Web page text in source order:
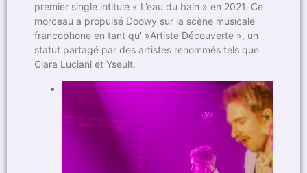
premier single intitulé « L’eau du bain » en 2021. Ce
morceau a propulsé Doowy sur la scène musicale
francophone en tant qu' »Artiste Découverte », un
statut partagé par des artistes renommés tels que
Clara Luciani et Yseult.